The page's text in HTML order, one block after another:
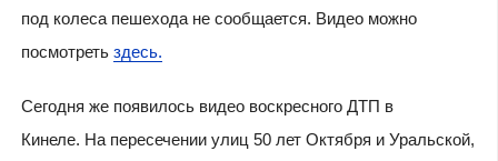
под колеса пешехода не сообщается. Видео можно
посмотреть здесь.
Сегодня же появилось видео воскресного ДТП в
Кинеле. На пересечении​ ​улиц 50 лет Октября и Уральской,